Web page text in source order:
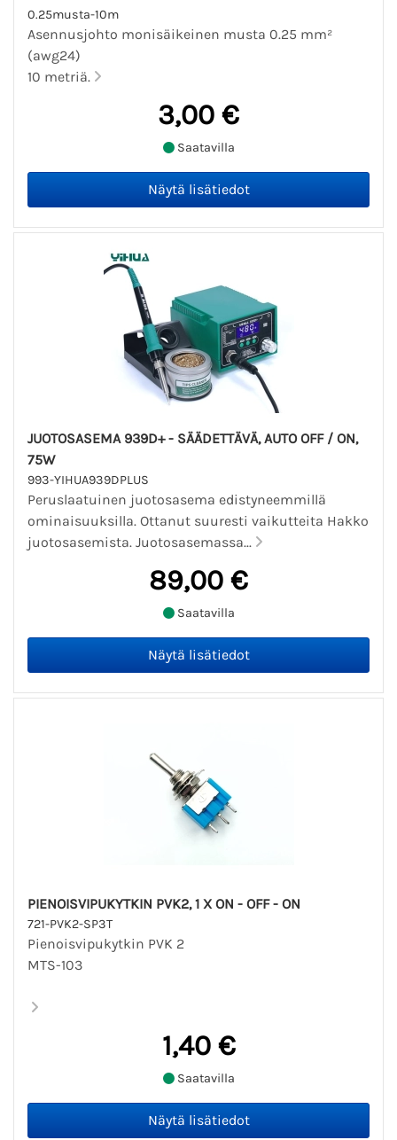
0.25musta-10m
Asennusjohto monisäikeinen musta 0.25 mm²
(awg24)
10 metriä.
3,00 €
Saatavilla
JUOTOSASEMA 939D+ - SÄÄDETTÄVÄ, AUTO OFF / ON,
75W
993-YIHUA939DPLUS
Peruslaatuinen juotosasema edistyneemmillä
ominaisuuksilla. Ottanut suuresti vaikutteita Hakko
juotosasemista. Juotosasemassa...
89,00 €
Saatavilla
PIENOISVIPUKYTKIN PVK2, 1 X ON - OFF - ON
721-PVK2-SP3T
Pienoisvipukytkin PVK 2
MTS-103
1,40 €
Saatavilla